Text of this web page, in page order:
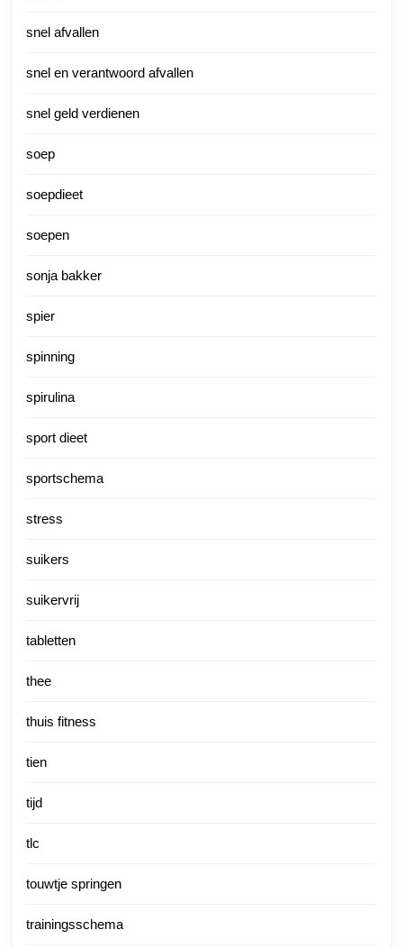
snel afvallen
snel en verantwoord afvallen
snel geld verdienen
soep
soepdieet
soepen
sonja bakker
spier
spinning
spirulina
sport dieet
sportschema
stress
suikers
suikervrij
tabletten
thee
thuis fitness
tien
tijd
tlc
touwtje springen
trainingsschema